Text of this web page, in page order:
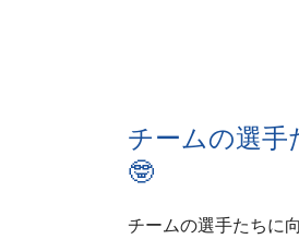
チームの選手
🤓
チームの選手たちに